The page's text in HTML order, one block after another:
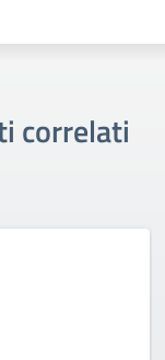
correlati